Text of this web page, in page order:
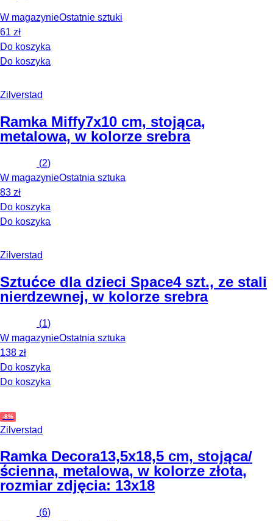
W magazynieOstatnie sztuki
61 zł
Do koszyka
Do koszyka
Zilverstad
Ramka Miffy7x10 cm, stojąca,
metalowa, w kolorze srebra
(2)
W magazynieOstatnia sztuka
83 zł
Do koszyka
Do koszyka
Zilverstad
Sztućce dla dzieci Space4 szt., ze stali
nierdzewnej, w kolorze srebra
(1)
W magazynieOstatnia sztuka
138 zł
Do koszyka
Do koszyka
-8%
Zilverstad
Ramka Decora13,5x18,5 cm, stojąca/
ścienna, metalowa, w kolorze złota,
rozmiar zdjęcia: 13x18
(6)